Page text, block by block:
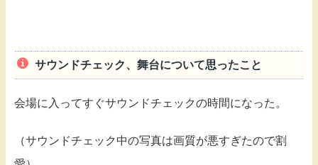
サウンドチェック、舞台について思ったこと
会場に入ってすぐサウンドチェックの時間になった。
（サウンドチェック中の写真は画質が悪すぎたので割